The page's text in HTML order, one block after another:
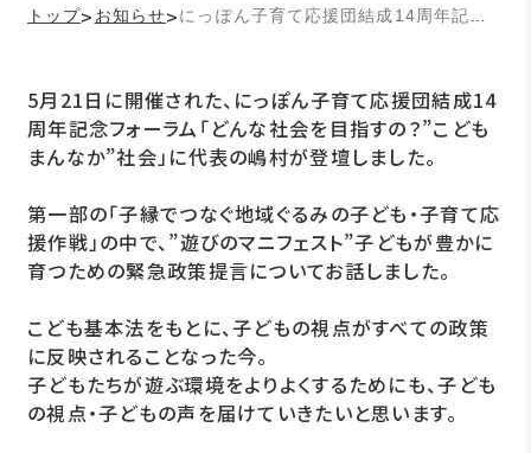
トップ>お知らせ>
5月21日に開催された、にっぽん子育て応援団結成14
周年記念フォーラム「どんな社会を目指すの？”こども
まんなか”社会」に代表の嶋村が登壇しました。
第一部の「子縁でつなぐ地域ぐるみの子ども・子育て応
援作戦」の中で、”遊びのマニフェスト”子どもが豊かに
育つための緊急政策提言についてお話しました。
こども基本法をもとに、子どもの視点がすべての政策
に反映されることなった今。
子どもたちが遊ぶ環境をよりよくするためにも、子ども
の視点・子どもの声を届けていきたいと思います。